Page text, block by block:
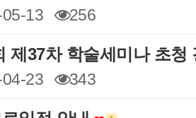
13 256
제37차 학술세미나 초청
23 343